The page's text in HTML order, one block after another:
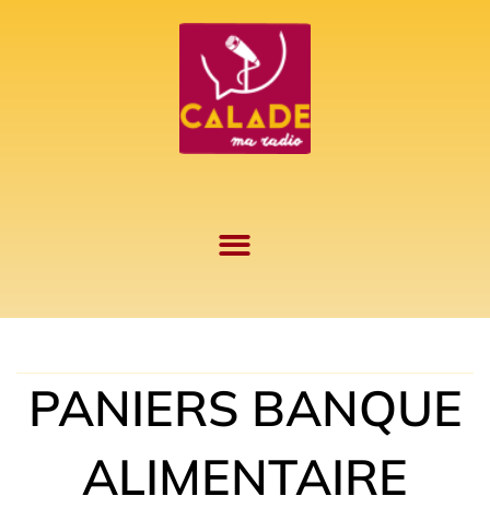
PANIERS BANQUE
ALIMENTAIRE